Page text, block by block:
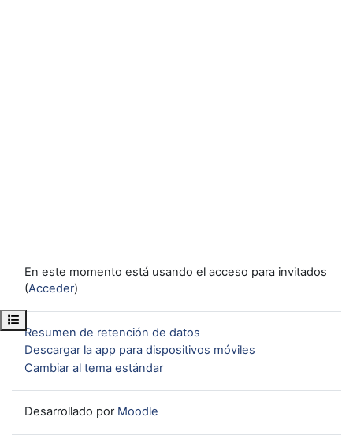
Abrir índice del curso
En este momento está usando el acceso para invitados
(Acceder)
Resumen de retención de datos
Descargar la app para dispositivos móviles
Cambiar al tema estándar
Desarrollado por Moodle